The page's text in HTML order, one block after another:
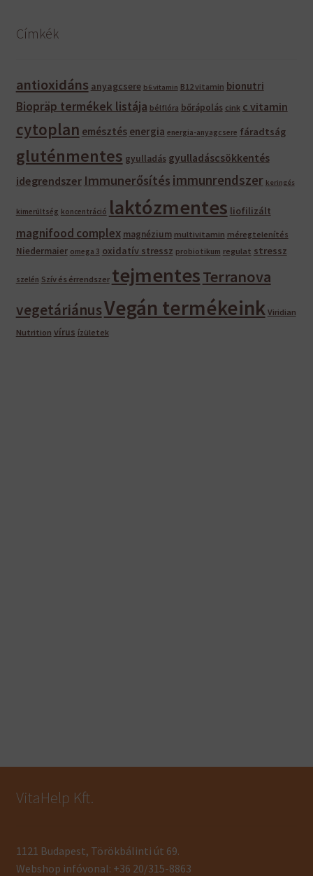
Címkék
antioxidáns anyagcsere b6 vitamin B12 vitamin bionutri
Biopräp termékek listája bélflóra bőrápolás cink c vitamin
cytoplan emésztés energia energia-anyagcsere fáradtság
gluténmentes gyulladás gyulladáscsökkentés
idegrendszer Immunerősítés immunrendszer keringés
kimerültség koncentráció laktózmentes liofilizált
magnifood complex magnézium multivitamin méregtelenítés
Niedermaier omega 3 oxidatív stressz probiotikum regulat stressz
szelén Szív és érrendszer tejmentesTerranova
vegetáriánusVegán termékeink Viridian
Nutrition vírus ízületek
VitaHelp Kft.
1121 Budapest, Törökbálinti út 69.
Webshop infóvonal: +36 20/315-8863